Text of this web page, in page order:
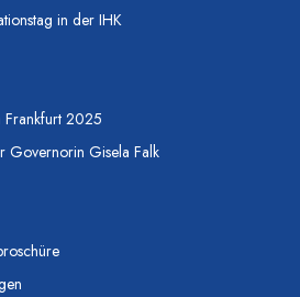
in der IHK
Frankfurt 2025
Governorin Gisela Falk